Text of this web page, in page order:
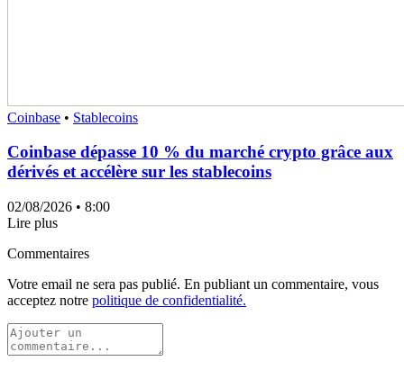
Coinbase • Stablecoins
Coinbase dépasse 10 % du marché crypto grâce aux
dérivés et accélère sur les stablecoins
02/08/2026 • 8:00
Lire plus
Commentaires
Votre email ne sera pas publié. En publiant un commentaire, vous
acceptez notre politique de confidentialité.